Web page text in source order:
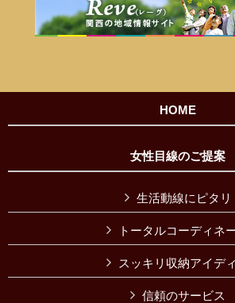
HOME
女性目線のご提案
生活動線にピタリ
トータルコーディネ
スッキリ収納アイデ
信頼のサービス